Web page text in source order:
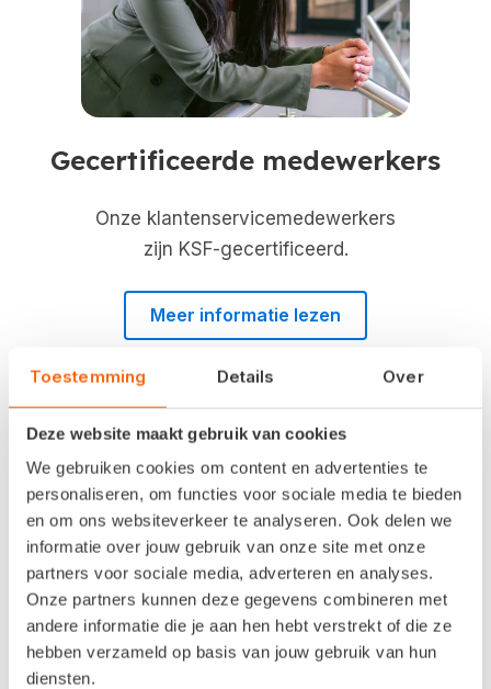
Toestemming Details Over
Deze website maakt gebruik van cookies
We gebruiken cookies om content en advertenties te
personaliseren, om functies voor sociale media te bieden
en om ons websiteverkeer te analyseren. Ook delen we
informatie over jouw gebruik van onze site met onze
partners voor sociale media, adverteren en analyses.
Onze partners kunnen deze gegevens combineren met
andere informatie die je aan hen hebt verstrekt of die ze
hebben verzameld op basis van jouw gebruik van hun
diensten.
Gecertificeerde medewerkers
Onze klantenservicemedewerkers
zijn KSF-gecertificeerd.
Meer informatie lezen